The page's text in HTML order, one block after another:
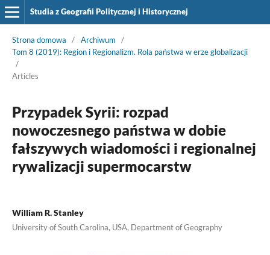
Studia z Geografii Politycznej i Historycznej
Strona domowa / Archiwum
/
Tom 8 (2019): Region i Regionalizm. Rola państwa w erze globalizacji
/
Articles
Przypadek Syrii: rozpad
nowoczesnego państwa w dobie
fałszywych wiadomości i regionalnej
rywalizacji supermocarstw
William R. Stanley
University of South Carolina, USA, Department of Geography